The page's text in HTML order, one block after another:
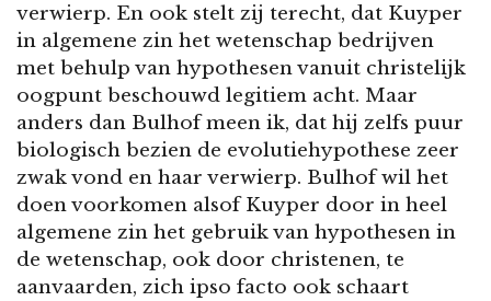
verwierp. En ook stelt zij terecht, dat Kuyper
in algemene zin het wetenschap bedrijven
met behulp van hypothesen vanuit christelijk
oogpunt beschouwd legitiem acht. Maar
anders dan Bulhof meen ik, dat hij zelfs puur
biologisch bezien de evolutiehypothese zeer
zwak vond en haar verwierp. Bulhof wil het
doen voorkomen alsof Kuyper door in heel
algemene zin het gebruik van hypothesen in
de wetenschap, ook door christenen, te
aanvaarden, zich ipso facto ook schaart